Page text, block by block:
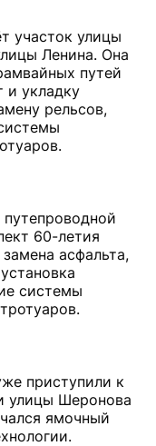
участок улицы
Ленина. Она
путей
и укладку
рельсов,
60-летия
асфальта,
системы
приступили к
улицы Шеронова
ямочный